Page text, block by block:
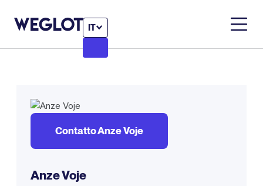
IT
Contatto Anze Voje
Anze Voje